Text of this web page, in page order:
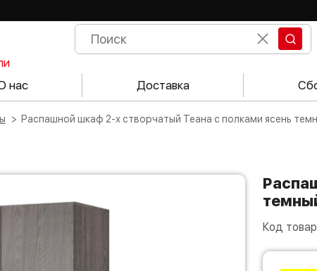
нас Доставка
Распашной шкаф 2-х створчатый Теана с полками ясень
Распашной шкаф 2-х створчатый Теана с полками ясень
Код